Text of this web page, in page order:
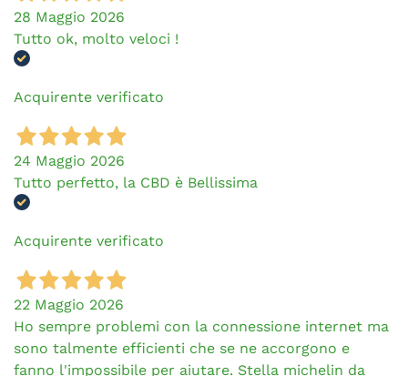
28 Maggio 2026
Tutto ok, molto veloci !
Acquirente verificato
24 Maggio 2026
Tutto perfetto, la CBD è Bellissima
Acquirente verificato
22 Maggio 2026
Ho sempre problemi con la connessione internet ma
sono talmente efficienti che se ne accorgono e
fanno l'impossibile per aiutare. Stella michelin da